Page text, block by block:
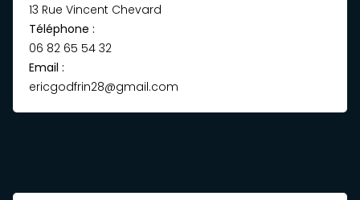
13 Rue Vincent Chevard
Téléphone :
06 82 65 54 32
Email :
ericgodfrin28@gmail.com